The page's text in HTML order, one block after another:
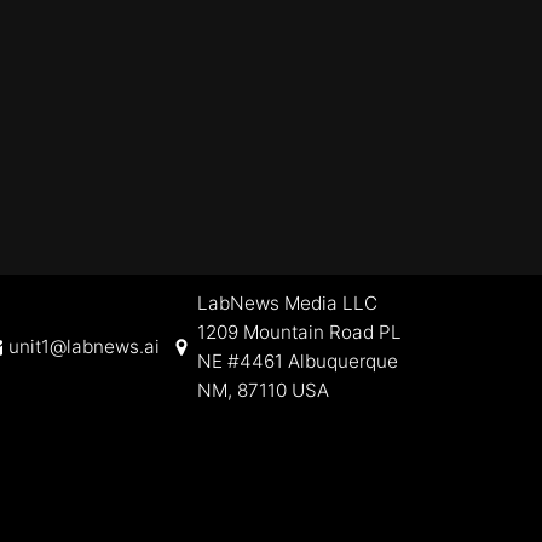
unit1@labnews.ai
LabNews Media LLC
1209 Mountain Road PL
NE #4461 Albuquerque
NM, 87110 USA